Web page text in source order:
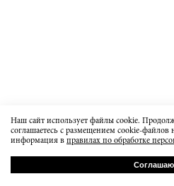
Наш сайт использует файлы cookie.
соглашаетесь с размещением cookie-файлов
информация в правилах по обработке